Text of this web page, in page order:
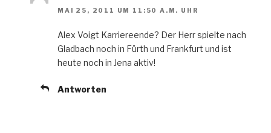
MAI 25, 2011 UM 11:50 A.M. UHR
Alex Voigt Karriereende? Der Herr spielte nach
Gladbach noch in Fürth und Frankfurt und ist
heute noch in Jena aktiv!
Antworten